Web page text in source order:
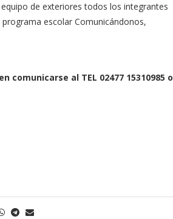
de exteriores todos los integrantes
escolar Comunicándonos,
al TEL 02477 15310985 o